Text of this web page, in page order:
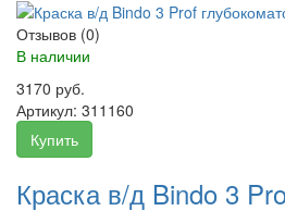
Отзывов (0)
В наличии
3170 руб.
Артикул: 311160
Купить
Краска в/д Bindo 3